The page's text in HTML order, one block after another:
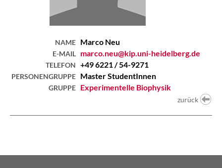
NAME Marco Neu
E-MAIL marco.neu@kip.uni-heidelberg.de
TELEFON +49 6221 / 54-9271
PERSONENGRUPPE Master StudentInnen
GRUPPE Experimentelle Biophysik
zurück